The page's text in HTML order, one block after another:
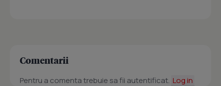
Comentarii
Pentru a comenta trebuie sa fii autentificat. Log in